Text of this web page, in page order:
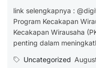
link selengkapnya :
Program Kecakapan
Kecakapan Wirausaha
penting dalam
Uncategorized